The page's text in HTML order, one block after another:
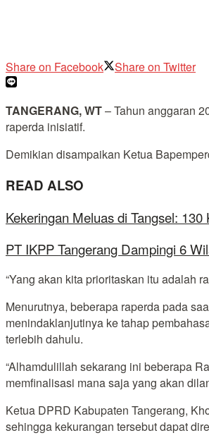
Share on Facebook
Share on Twitter
TANGERANG, WT– Tahun anggaran
raperda inisiatif.
Demikian disampaikan Ketua
READ ALSO
Kekeringan Meluas di Tangsel:
PT IKPP Tangerang Dampingi 6
“Yang akan kita prioritaskan itu adalah
Menurutnya, beberapa raperda pada
menindaklanjutinya ke tahap
terlebih dahulu.
“Alhamdulillah sekarang ini beberapa
memfinalisasi mana saja yang akan
Ketua DPRD Kabupaten Tangerang,
sehingga kekurangan tersebut dapat